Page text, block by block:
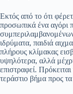
Εκτός από το ότι
προσωπικά ένα αγόρι
ιδρύματα, παιδιά
πλήρους κλίμακας
υψηλότερα, αλλά
επιστραφεί.
τεράστιο βήμα προς